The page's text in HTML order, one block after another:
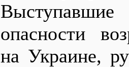
Выступавшие
опасности
на Украине,